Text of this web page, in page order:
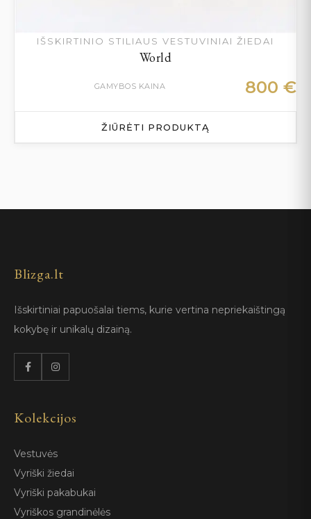
IŠSKIRTINIO STILIAUS VESTUVINIAI ŽIEDAI
World
GAMYBOS KAINA 800 €
ŽIŪRĖTI PRODUKTĄ
Blizga.lt
Išskirtiniai papuošalai tiems, kurie vertina nepriekaištingą
kokybę ir unikalų dizainą.
Kolekcijos
Vestuvės
Vyriški žiedai
Vyriški pakabukai
Vyriškos grandinėlės